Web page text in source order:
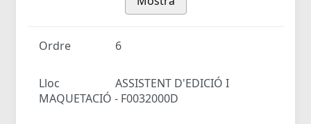
Ordre 6
Lloc
ASSISTENT D'EDICIÓ I
MAQUETACIÓ - F0032000D